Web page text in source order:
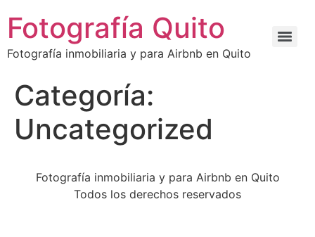
Fotografía Quito
Fotografía inmobiliaria y para Airbnb en Quito
Categoría:
Uncategorized
Fotografía inmobiliaria y para Airbnb en Quito
Todos los derechos reservados